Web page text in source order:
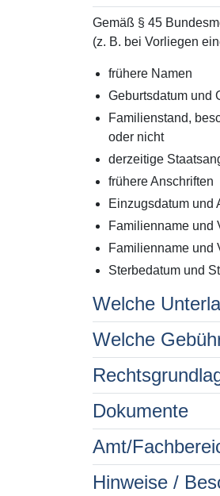
Gemäß § 45
(z. B. bei Vorliegen
frühere Namen
Geburtsdatum und
Familienstand,
oder nicht
derzeitige
frühere Anschriften
Einzugsdatum und
Familienname und
Familienname und
Sterbedatum und
Welche
Welche
Dokumente
Amt/
Hinweise /